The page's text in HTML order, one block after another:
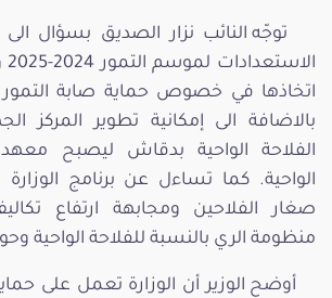
توجّه النائب نزار الصديق بسؤال
اتخاذها في خصوص حماية صابة
بالاضافة الى إمكانية تطوير المركز
الفلاحة الواحية بدقاش ليصبح
الواحية. كما تساءل عن برنامج
صغار الفلاحين ومجابهة ارتفاع
منظومة الري بالنسبة للفلاحة الواحية
أوضح الوزير أن الوزارة تعمل على